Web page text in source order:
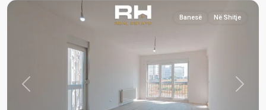
Previous Next
Banesë Në Shitje